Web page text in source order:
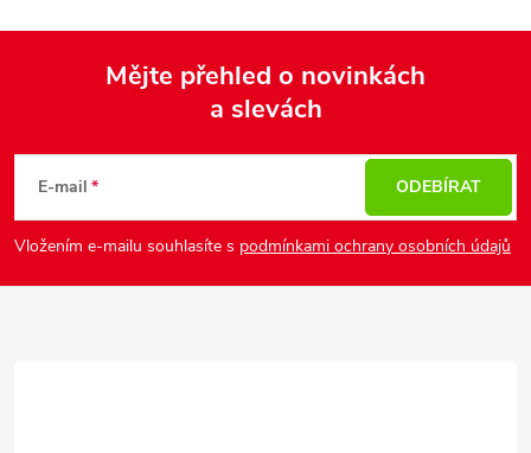
Mějte přehled o novinkách
a slevách
E-mail
Vložením e-mailu souhlasíte s podmínkami ochrany osobních údajů
ODEBÍRAT